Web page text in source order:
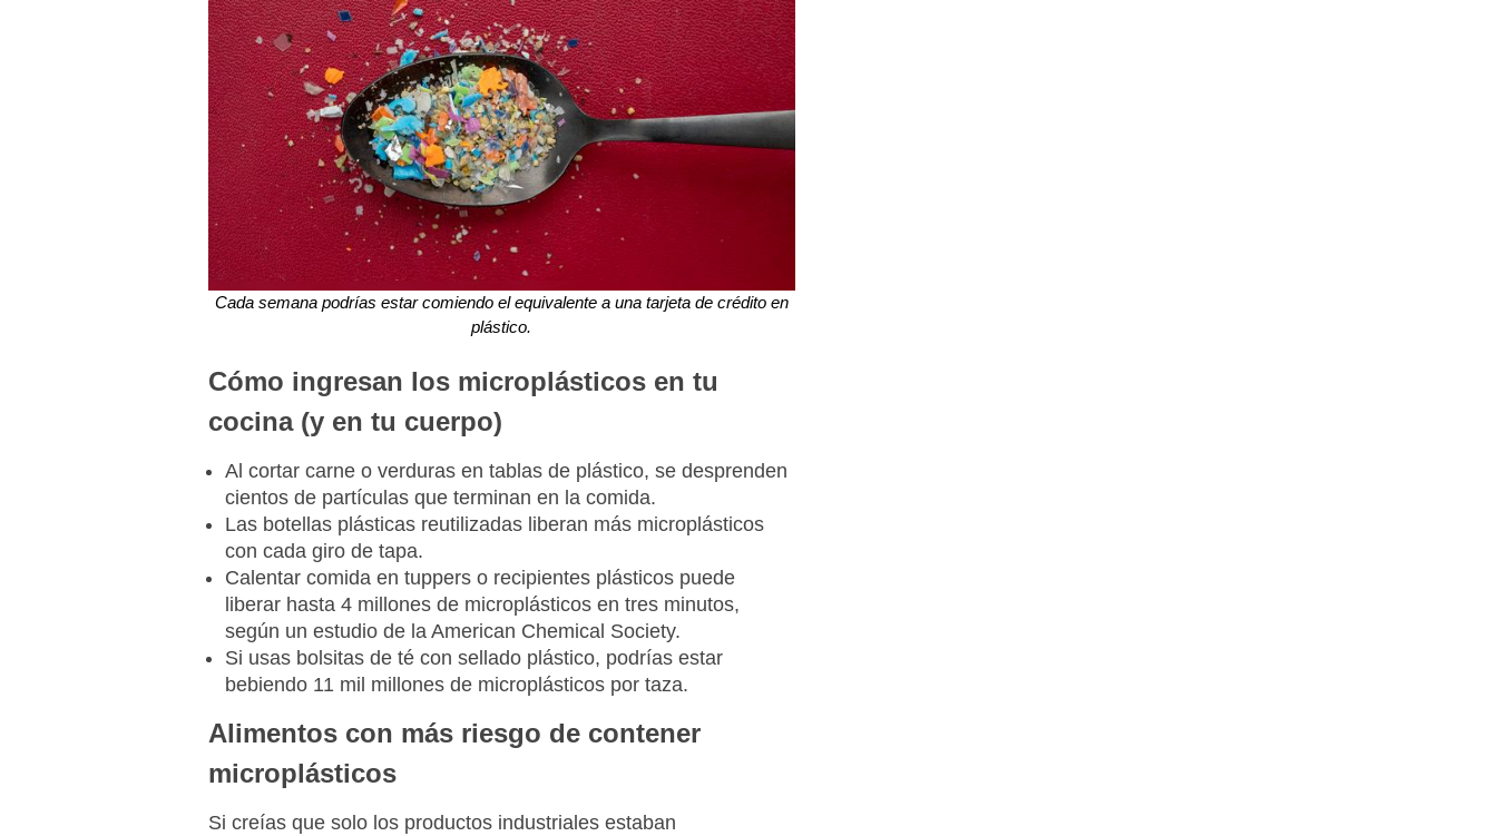
Cada semana podrías estar comiendo el equivalente a una tarjeta de crédito en
plástico.
Cómo ingresan los microplásticos en tu
cocina (y en tu cuerpo)
Al cortar carne o verduras en tablas de plástico, se desprenden
cientos de partículas que terminan en la comida.
Las botellas plásticas reutilizadas liberan más microplásticos
con cada giro de tapa.
Calentar comida en tuppers o recipientes plásticos puede
liberar hasta 4 millones de microplásticos en tres minutos,
según un estudio de la American Chemical Society.
Si usas bolsitas de té con sellado plástico, podrías estar
bebiendo 11 mil millones de microplásticos por taza.
Alimentos con más riesgo de contener
microplásticos
Si creías que solo los productos industriales estaban